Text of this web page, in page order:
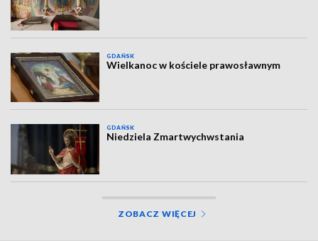
GDAŃSK
Wielkanoc w kościele prawosławnym
GDAŃSK
Niedziela Zmartwychwstania
ZOBACZ WIĘCEJ